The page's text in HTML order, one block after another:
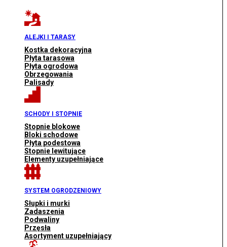
ALEJKI I TARASY
Kostka dekoracyjna
Płyta tarasowa
Płyta ogrodowa
Obrzegowania
Palisady
SCHODY I STOPNIE
Stopnie blokowe
Bloki schodowe
Płyta podestowa
Stopnie lewitujące
Elementy uzupełniające
SYSTEM OGRODZENIOWY
Słupki i murki
Zadaszenia
Podwaliny
Przęsła
Asortyment uzupełniający